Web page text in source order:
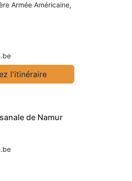
Armée Américaine,
l'itinéraire
de Namur